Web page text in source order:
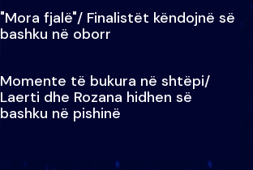
"Mora fjalë"/ Finalistët këndojnë së
bashku në oborr
Momente të bukura në shtëpi/
Laerti dhe Rozana hidhen së
bashku në pishinë